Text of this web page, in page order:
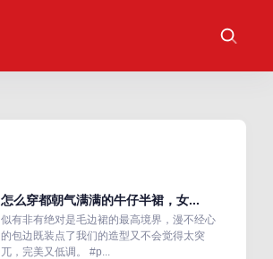
怎么穿都朝气满满的牛仔半裙，女...
似有非有绝对是毛边裙的最高境界，漫不经心
的包边既装点了我们的造型又不会觉得太突
兀，完美又低调。 #p...